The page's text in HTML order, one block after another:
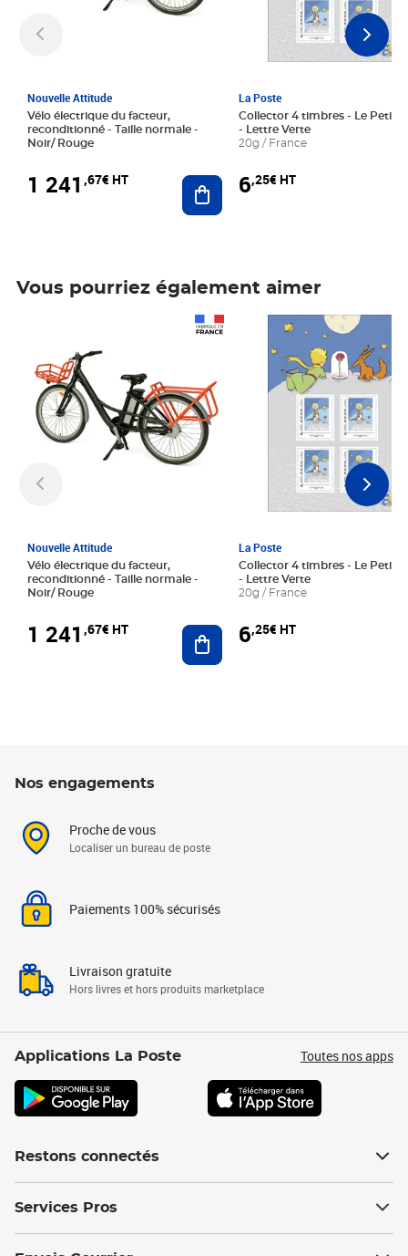
Nouvelle Attitude
Vélo électrique du facteur,
reconditionné - Taille normale -
Noir/ Rouge
1 241 ,67€ HT Ajouter au panier
La Poste
Collector 4 timbres - Le Petit
- Lettre Verte
20g / France
6,25€ HT
Vous pourriez également aimer
Nouvelle Attitude
Vélo électrique du facteur,
reconditionné - Taille normale -
Noir/ Rouge
1 241 ,67€ HT Ajouter au panier
La Poste
Collector 4 timbres - Le Petit
- Lettre Verte
20g / France
6,25€ HT
Prix 6,25€ HT
Nos engagements
Proche de vous
Localiser un bureau de poste
Paiements 100% sécurisés
Livraison gratuite
Hors livres et hors produits marketplace
Applications La Poste Toutes nos apps
Restons connectés
Services Pros